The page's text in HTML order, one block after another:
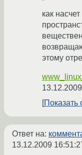
как
этому
Показать
Ответ на:
13.12.2009